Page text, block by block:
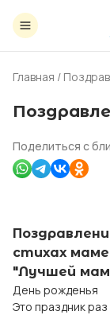
Главная /
Поделиться с
стихах маме
"Лучшей
День рожденья
Это праздник раз